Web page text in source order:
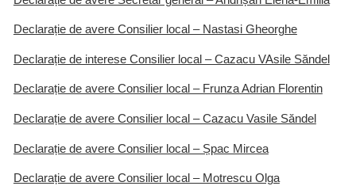
Declarație de avere Consilier local – Nastasi Gheorghe
Declarație de interese Consilier local – Cazacu VAsile Săndel
Declarație de avere Consilier local – Frunza Adrian Florentin
Declarație de avere Consilier local – Cazacu Vasile Săndel
Declarație de avere Consilier local – Șpac Mircea
Declarație de avere Consilier local – Motrescu Olga